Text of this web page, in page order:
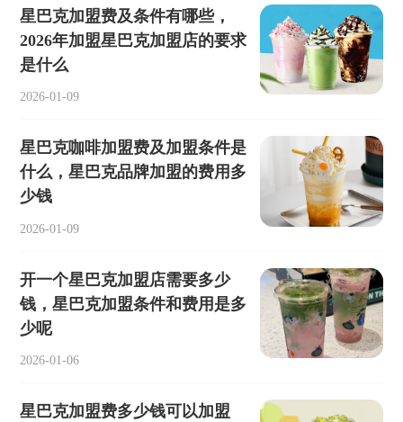
星巴克加盟费及条件有哪些，
2026年加盟星巴克加盟店的要求
是什么
2026-01-09
星巴克咖啡加盟费及加盟条件是
什么，星巴克品牌加盟的费用多
少钱
2026-01-09
开一个星巴克加盟店需要多少
钱，星巴克加盟条件和费用是多
少呢
2026-01-06
星巴克加盟费多少钱可以加盟